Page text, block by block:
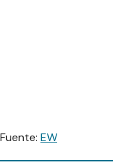
Fuente: EW